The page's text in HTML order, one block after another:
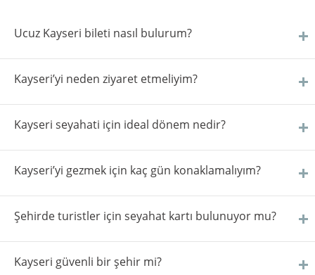
Ucuz Kayseri bileti nasıl bulurum?
Kayseri’yi neden ziyaret etmeliyim?
Kayseri seyahati için ideal dönem nedir?
Kayseri’yi gezmek için kaç gün konaklamalıyım?
Şehirde turistler için seyahat kartı bulunuyor mu?
Kayseri güvenli bir şehir mi?